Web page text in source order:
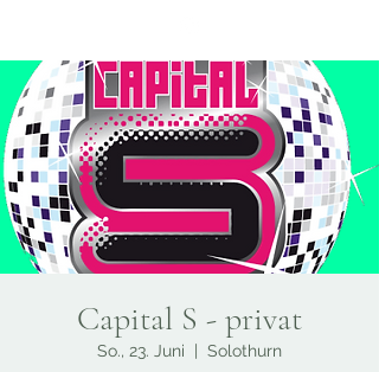
Capital S - privat
So., 23. Juni Solothurn